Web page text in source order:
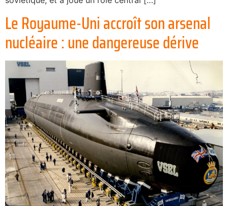
Le Royaume-Uni accroît son arsenal
nucléaire : une dangereuse dérive